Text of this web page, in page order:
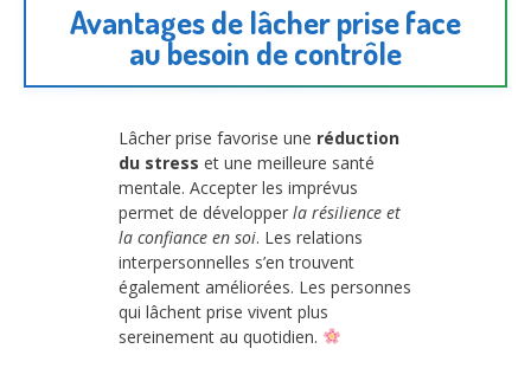
Avantages de lâcher prise face
au besoin de contrôle
Lâcher prise favorise une réduction
du stress et une meilleure santé
mentale. Accepter les imprévus
permet de développer la résilience et
la confiance en soi. Les relations
interpersonnelles s’en trouvent
également améliorées. Les personnes
qui lâchent prise vivent plus
sereinement au quotidien.